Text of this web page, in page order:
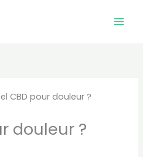
CBD pour douleur ?
douleur ?